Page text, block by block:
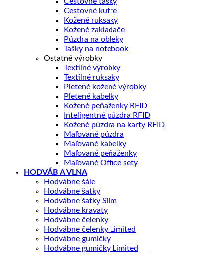
Cestovné kufre
Kožené ruksaky
Kožené zakladače
Púzdra na obleky
Tašky na notebook
Ostatné výrobky
Textilné výrobky
Textilné ruksaky
Pletené kožené výrobky
Pletené kabelky
Kožené peňaženky RFID
Inteligentné púzdra RFID
Kožené púzdra na karty RFID
Maľované púzdra
Maľované kabelky
Maľované peňaženky
Maľované Office sety
HODVÁB A VLNA
Hodvábne šále
Hodvábne šatky
Hodvábne šatky Slim
Hodvábne kravaty
Hodvábne čelenky
Hodvábne čelenky Limited
Hodvábne gumičky
Hodvábne gumičky Limited